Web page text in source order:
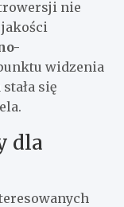
nie
widzenia
się
dla